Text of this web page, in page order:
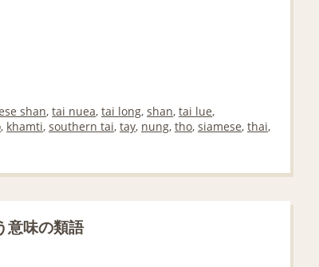
shan, tai nuea, tai long, shan, tai lue,
, khamti, southern tai, tay, nung, tho, siamese, thai,
意味の類語